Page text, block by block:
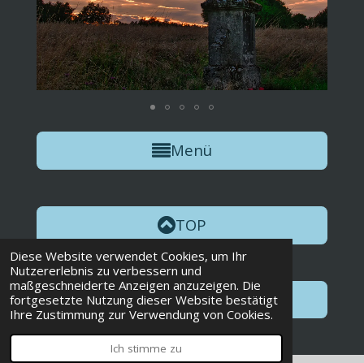
Diese Website verwendet Cookies, um Ihr
Nutzererlebnis zu verbessern und
maßgeschneiderte Anzeigen anzuzeigen. Die
fortgesetzte Nutzung dieser Website bestätigt
Ihre Zustimmung zur Verwendung von Cookies.
Ich stimme zu
Menü
TOP
Weiter